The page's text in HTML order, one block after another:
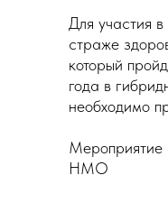
Для участия
страже
который
года в
необходимо
Мероприятие
НМО